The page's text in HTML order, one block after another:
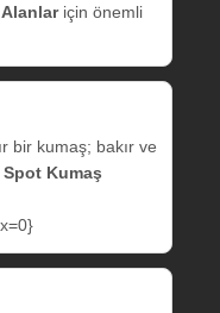
için önemli
bir kumaş; bakır ve
Spot Kumaş